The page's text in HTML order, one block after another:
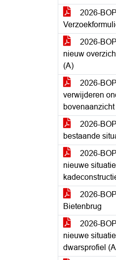
2026-
2026-
nieuw
(A)
2026-
verwijderen
2026-
bestaande
2026-
nieuwe
2026-
Bietenbrug
2026-
nieuwe
dwarsprofiel